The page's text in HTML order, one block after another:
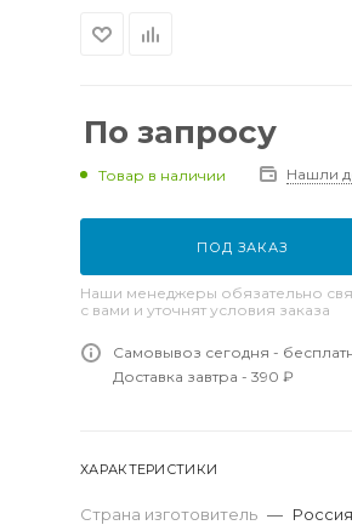
По запросу
Товар в наличии Нашли
ПОД ЗАКАЗ
Наши менеджеры обязательно
с вами и уточнят условия заказа
Самовывоз сегодня -
Доставка завтра - 390 ₽
ХАРАКТЕРИСТИКИ
Страна изготовитель — Россия